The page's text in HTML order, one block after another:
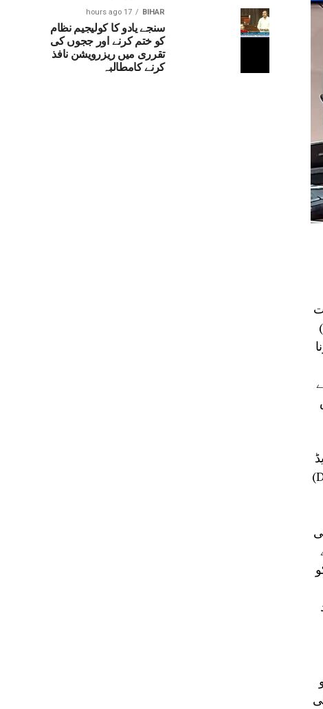
لائسنس حاصل کرنے کے لیے کارپوریشن کے بلڈنگ کنسٹرکشن قوانین کے تحت دہلی فائر سروس (DFS)
BIHAR
17 hours ago
سنجے یادو کا کولیجیم نظام
کو ختم کرنے اور ججوں کی
تقرری میں ریزرویشن نافذ
کرنے کامطالبہ